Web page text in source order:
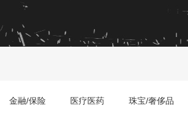
金融/保险 医疗医药 珠宝/奢侈品